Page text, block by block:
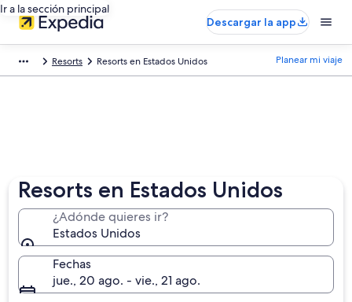
Ir a la sección principal
Descargar la app
Resorts Resorts en Estados Unidos Planear mi viaje
Resorts en Estados Unidos
¿Adónde quieres ir?
Estados Unidos
Fechas
jue., 20 ago. - vie., 21 ago.